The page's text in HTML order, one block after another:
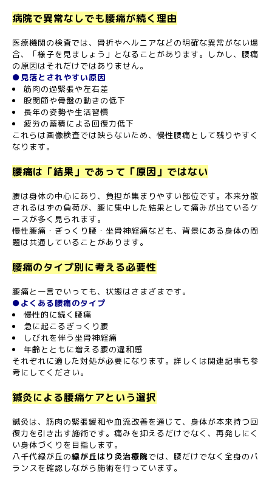
病院で異常なしでも腰痛が続く理由
医療機関の検査では、骨折やヘルニアなどの明確な異常がない場
合、「様子を見ましょう」となることがあります。しかし、腰痛
の原因はそれだけではありません。
●見落とされやすい原因
筋肉の過緊張や左右差
股関節や骨盤の動きの低下
長年の姿勢や生活習慣
疲労の蓄積による回復力低下
これらは画像検査では映らないため、慢性腰痛として残りやすく
なります。
腰痛は「結果」であって「原因」ではない
腰は身体の中心にあり、負担が集まりやすい部位です。本来分散
されるはずの負荷が、腰に集中した結果として痛みが出ているケ
ースが多く見られます。
慢性腰痛・ぎっくり腰・坐骨神経痛なども、背景にある身体の問
題は共通していることがあります。
腰痛のタイプ別に考える必要性
腰痛と一言でいっても、状態はさまざまです。
●よくある腰痛のタイプ
慢性的に続く腰痛
急に起こるぎっくり腰
しびれを伴う坐骨神経痛
年齢とともに増える腰の違和感
それぞれに適した対処が必要になります。詳しくは関連記事も参
考にしてください。
鍼灸による腰痛ケアという選択
鍼灸は、筋肉の緊張緩和や血流改善を通じて、身体が本来持つ回
復力を引き出す施術です。痛みを抑えるだけでなく、再発しにく
い身体づくりを目指します。
八千代緑が丘の緑が丘はり灸治療院では、腰だけでなく全身のバ
ランスを確認しながら施術を行っています。